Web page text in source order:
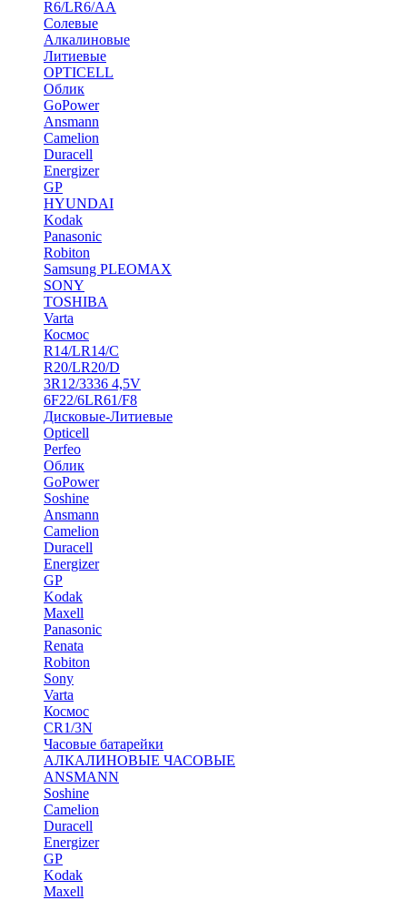
R6/LR6/AA
Солевые
Алкалиновые
Литиевые
OPTICELL
Облик
GoPower
Ansmann
Camelion
Duracell
Energizer
GP
HYUNDAI
Kodak
Panasonic
Robiton
Samsung PLEOMAX
SONY
TOSHIBA
Varta
Космос
R14/LR14/C
R20/LR20/D
3R12/3336 4,5V
6F22/6LR61/F8
Дисковые-Литиевые
Opticell
Perfeo
Облик
GoPower
Soshine
Ansmann
Camelion
Duracell
Energizer
GP
Kodak
Maxell
Panasonic
Renata
Robiton
Sony
Varta
Космос
CR1/3N
Часовые батарейки
АЛКАЛИНОВЫЕ ЧАСОВЫЕ
ANSMANN
Soshine
Camelion
Duracell
Energizer
GP
Kodak
Maxell